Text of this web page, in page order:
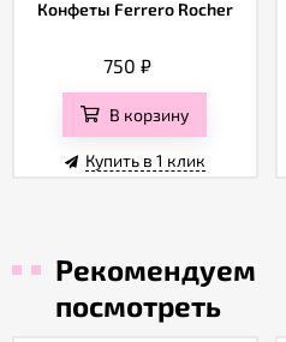
Конфеты Ferrero Rocher
750₽
В корзину
Купить в 1 клик
Рекомендуем
посмотреть